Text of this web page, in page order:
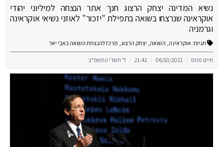
נשיא המדינה יצחק הרצוג חנך אתר הנצחה למיליוני יהודי
אוקראינה שנרצחו בשואה בתפילת "יזכור" לאוזני נשיאי אוקראינה
וגרמניה
תגיות: אוקראינה, השואה, יצחק הרצוג, מרכז להנצחת השואה באבי יאר
חיים מוזס 06/10/2021
21:42 ל' תשרי התשפ"ב